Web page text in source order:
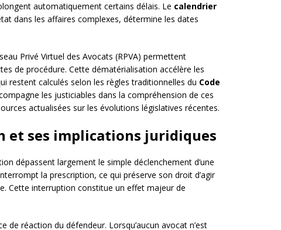
automatiquement certains délais. Le calendrier
dans les affaires complexes, détermine les dates
Privé Virtuel des Avocats (RPVA) permettent
de procédure. Cette dématérialisation accélère les
restent calculés selon les règles traditionnelles du Code
les justiciables dans la compréhension de ces
actualisées sur les évolutions législatives récentes.
et ses implications juridiques
dépassent largement le simple déclenchement d’une
la prescription, ce qui préserve son droit d’agir
Cette interruption constitue un effet majeur de
de réaction du défendeur. Lorsqu’aucun avocat n’est